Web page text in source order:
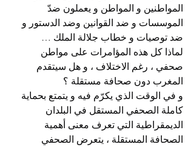
المواطنين و المواطن و يعملون ضدّ
الموسسات و ضد القوانين وضد الدستور و
ضد توصيات و خطاب جلالة الملك …
لماذا كل هذه المؤامرات على مواطن
صحفي ، رغم الاختلاف ، و هل سيتقدم
المغرب دون صحافة مستقلة ؟
و في الوقت الذي يكرّم فيه و يتمتع بحماية
كاملة الصحفي المستقل في البلدان
الديمقراطية التي تعرف معنى أهمية
الصحافة المستقلة ، يتعرض الصحفي